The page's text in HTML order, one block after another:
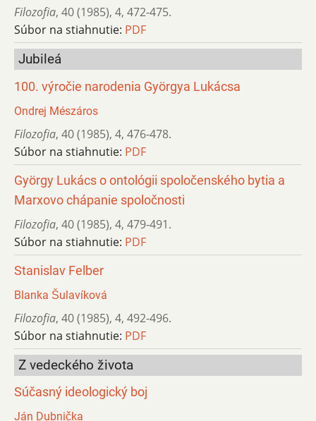
Filozofia, 40 (1985), 4, 472-475.
Súbor na stiahnutie: PDF
Jubileá
100. výročie narodenia Györgya Lukácsa
Ondrej Mészáros
Filozofia, 40 (1985), 4, 476-478.
Súbor na stiahnutie: PDF
György Lukács o ontológii spoločenského bytia a
Marxovo chápanie spoločnosti
Filozofia, 40 (1985), 4, 479-491.
Súbor na stiahnutie: PDF
Stanislav Felber
Blanka Šulavíková
Filozofia, 40 (1985), 4, 492-496.
Súbor na stiahnutie: PDF
Z vedeckého života
Súčasný ideologický boj
Ján Dubnička